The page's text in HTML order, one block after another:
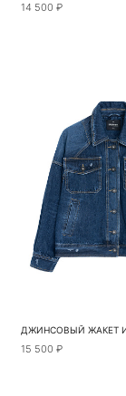
14 500 ₽
ДЖИНСОВЫЙ ЖАКЕТ
15 500 ₽